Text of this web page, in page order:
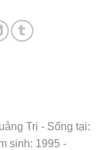
Trị - Sống tại:
sinh: 1995 -